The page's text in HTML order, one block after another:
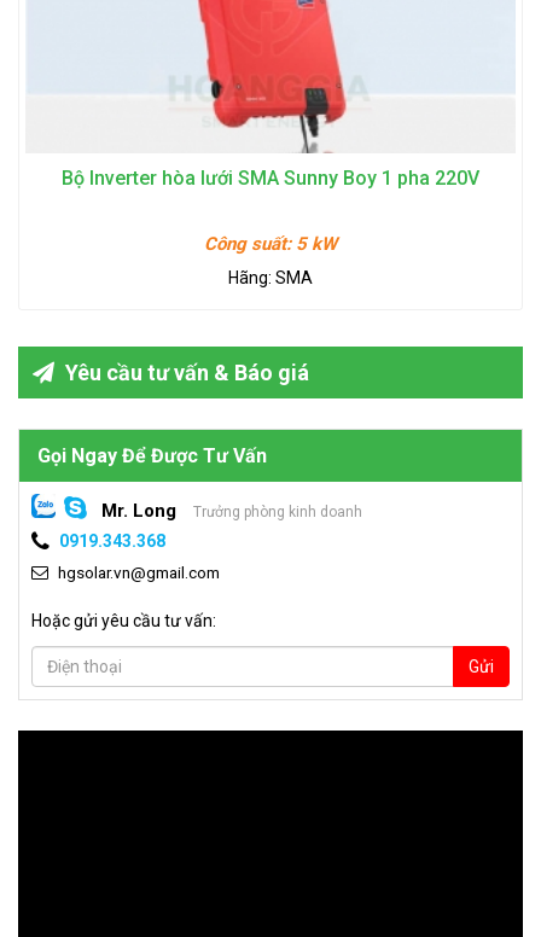
Bộ Inverter hòa lưới SMA Sunny Boy 1 pha 220V
Công suất: 5 kW
Hãng: SMA
Yêu cầu tư vấn & Báo giá
Gọi Ngay Để Được Tư Vấn
Mr. Long Trưởng phòng kinh doanh
0919.343.368
hgsolar.vn@gmail.com
Hoặc gửi yêu cầu tư vấn:
Gửi